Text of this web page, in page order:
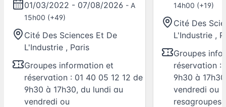
01/03/2022 - 07/08/2026 - A
15h00 (+49)
Cité Des Sciences Et De
L'Industrie , Paris
Groupes information et
réservation : 01 40 05 12 12 de
9h30 à 17h30, du lundi au
vendredi ou
14h00 (+19)
Cité Des
L'Industrie ,
Groupes
réservation :
9h30 à
vendredi ou